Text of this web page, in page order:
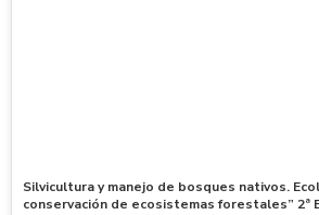
Silvicultura y manejo de bosques nativos.
conservación de ecosistemas forestales” 2ª